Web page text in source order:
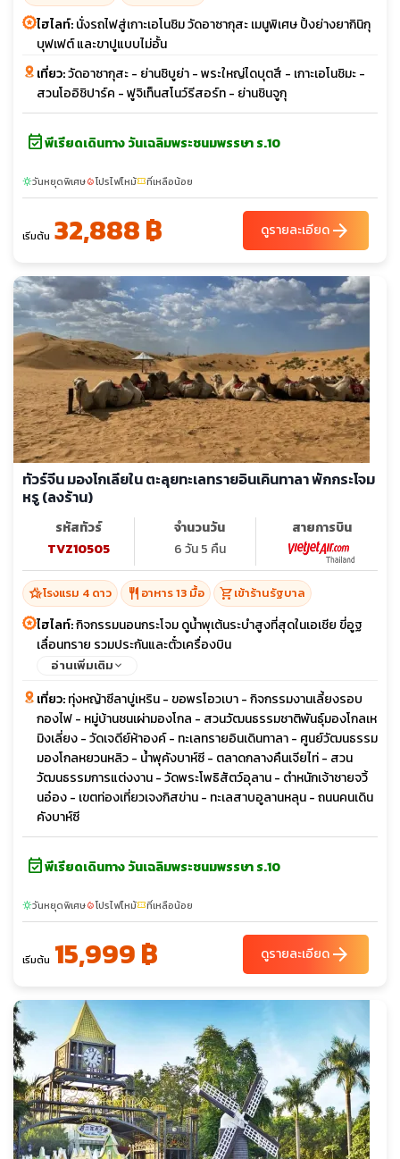
ไฮไลท์:นั่งรถไฟสู่เกาะเอโนชิม วัดอาซากุสะ เมนูพิเศษ ปิ้งย่างยากินิกุ
บุฟเฟต์ และขาปูแบบไม่อั้น
เที่ยว:วัดอาซากุสะ - ย่านชิบูย่า - พระใหญ่ไดบุตสึ - เกาะเอโนชิมะ -
สวนโออิชิปาร์ค - ฟูจิเท็นสโนว์รีสอร์ท - ย่านชินจูกุ
event_availableพีเรียดเดินทาง วันเฉลิมพระชนมพรรษา ร.10
sunnyวันหยุดพิเศษlocal_fire_departmentโปรไฟไหม้confirmation_numberที่เหลือน้อย
เริ่มต้น 32,888 ฿ ดูรายละเอียดarrow_forward
ทัวร์จีน มองโกเลียใน ตะลุยทะเลทรายอินเคินทาลา พักกระโจม
หรู (ลงร้าน)
รหัสทัวร์
TVZ10505
จำนวนวัน
6 วัน 5 คืน
สายการบิน
hotel_classโรงแรม 4 ดาว restaurant อาหาร 13 มื้อ shopping_cartเข้าร้านรัฐบาล
ไฮไลท์:กิจกรรมนอนกระโจม ดูน้ำพุเต้นระบำสูงที่สุดในเอเชีย ขี่อูฐ
เลื่อนทราย รวมประกันและตั๋วเครื่องบิน
อ่านเพิ่มเติม
เที่ยว:ทุ่งหญ้าซีลาบู่เหริน - ขอพรโอวเบา - กิจกรรมงานเลี้ยงรอบ
กองไฟ - หมู่บ้านชนเผ่ามองโกล - สวนวัฒนธรรมชาติพันธุ์มองโกลเห
มิงเลี่ยง - วัดเจดีย์ห้าองค์ - ทะเลทรายอินเดินทาลา - ศูนย์วัฒนธรรม
มองโกลหยวนหลิว - น้ำพุคังบาห์ซี - ตลาดกลางคืนเจียไท่ - สวน
วัฒนธรรมการแต่งงาน - วัดพระโพธิสัตว์อุลาน - ตำหนักเจ้าชายจวิ้
นอ๋อง - เขตท่องเที่ยวเจงกิสข่าน - ทะเลสาบอูลานหลุน - ถนนคนเดิน
คังบาห์ซี
event_availableพีเรียดเดินทาง วันเฉลิมพระชนมพรรษา ร.10
sunnyวันหยุดพิเศษlocal_fire_departmentโปรไฟไหม้confirmation_numberที่เหลือน้อย
เริ่มต้น 15,999 ฿ ดูรายละเอียดarrow_forward